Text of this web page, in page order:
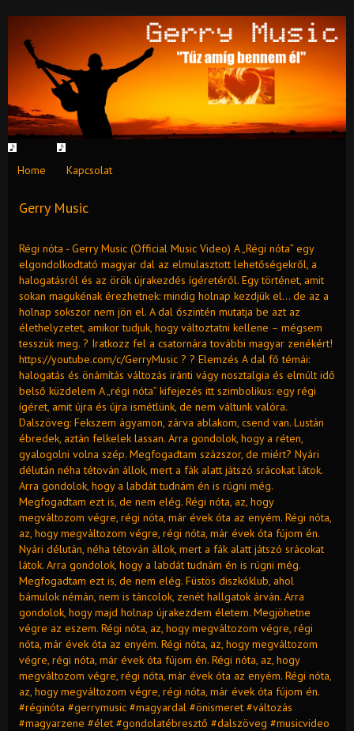
Home Kapcsolat
Gerry Music
Régi nóta - Gerry Music (Official Music Video) A „Régi nóta” egy
elgondolkodtató magyar dal az elmulasztott lehetőségekről, a
halogatásról és az örök újrakezdés ígéretéről. Egy történet, amit
sokan magukénak érezhetnek: mindig holnap kezdjük el… de az a
holnap sokszor nem jön el. A dal őszintén mutatja be azt az
élethelyzetet, amikor tudjuk, hogy változtatni kellene – mégsem
tesszük meg. ? Iratkozz fel a csatornára további magyar zenékért!
https://youtube.com/c/GerryMusic ? ? Elemzés A dal fő témái:
halogatás és önámítás változás iránti vágy nosztalgia és elmúlt idő
belső küzdelem A „régi nóta” kifejezés itt szimbolikus: egy régi
ígéret, amit újra és újra ismétlünk, de nem váltunk valóra.
Dalszöveg: Fekszem ágyamon, zárva ablakom, csend van. Lustán
ébredek, aztán felkelek lassan. Arra gondolok, hogy a réten,
gyalogolni volna szép. Megfogadtam százszor, de miért? Nyári
délután néha tétován állok, mert a fák alatt játszó srácokat látok.
Arra gondolok, hogy a labdát tudnám én is rúgni még.
Megfogadtam ezt is, de nem elég. Régi nóta, az, hogy
megváltozom végre, régi nóta, már évek óta az enyém. Régi nóta,
az, hogy megváltozom végre, régi nóta, már évek óta fújom én.
Nyári délután, néha tétován állok, mert a fák alatt játszó srácokat
látok. Arra gondolok, hogy a labdát tudnám én is rúgni még.
Megfogadtam ezt is, de nem elég. Füstös diszkóklub, ahol
bámulok némán, nem is táncolok, zenét hallgatok árván. Arra
gondolok, hogy majd holnap újrakezdem életem. Megjöhetne
végre az eszem. Régi nóta, az, hogy megváltozom végre, régi
nóta, már évek óta az enyém. Régi nóta, az, hogy megváltozom
végre, régi nóta, már évek óta fújom én. Régi nóta, az, hogy
megváltozom végre, régi nóta, már évek óta az enyém. Régi nóta,
az, hogy megváltozom végre, régi nóta, már évek óta fújom én.
#réginóta #gerrymusic #magyardal #önismeret #változás
#magyarzene #élet #gondolatébresztő #dalszöveg #musicvideo